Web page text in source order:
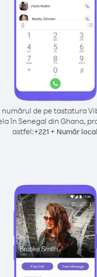
de pe tastatura
în Senegal din Ghana,
astfel:+221 + Număr local